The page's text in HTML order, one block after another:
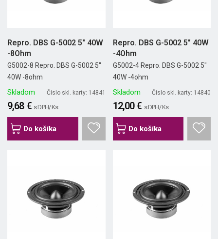
Repro. DBS G-5002 5" 40W
-8Ohm
G5002-8 Repro. DBS G-5002 5"
40W -8ohm
Skladom Číslo skl. karty: 14841
9,68 € s DPH/ Ks
Do košíka
Repro. DBS G-5002 5" 40W
-4Ohm
G5002-4 Repro. DBS G-5002 5"
40W -4ohm
Skladom Číslo skl. karty: 14840
12,00 € s DPH/ Ks
Do košíka